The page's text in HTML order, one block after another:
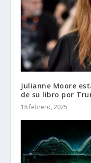
Julianne Moore
de su libro por
18 febrero, 2025